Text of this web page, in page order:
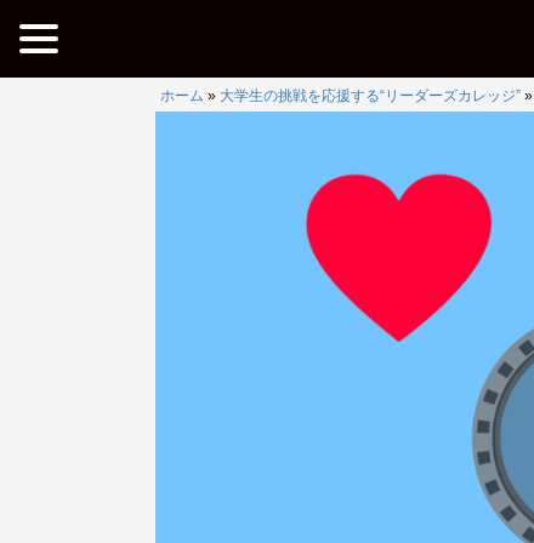
ホーム » 大学生の挑戦を応援する“リーダーズカレッジ”»